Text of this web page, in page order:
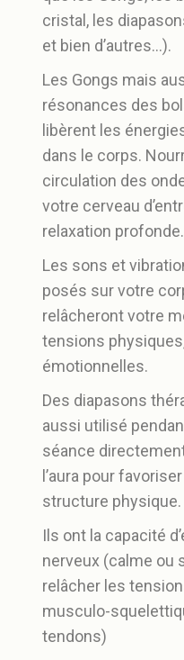
cristal, les
et bien d’autres…).
Les Gongs mais
résonances des
libèrent les
dans le corps.
circulation des
votre cerveau
relaxation profonde.
Les sons et
posés sur votre
relâcheront votre
tensions
émotionnelles.
Des diapasons
aussi utilisé
séance
l’aura pour
structure physique.
Ils ont la capacité
nerveux (calme ou
relâcher les
musculo-
tendons)